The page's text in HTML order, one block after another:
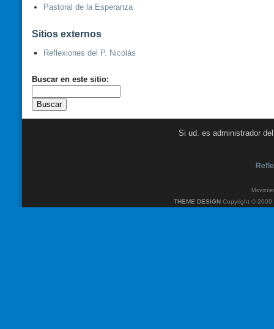
Pastoral de la Esperanza
Sitios externos
Reflexiones del P. Nicolás
Buscar en este sitio:
Si ud. es administrador
THEME DESIGNCopyright © 2009